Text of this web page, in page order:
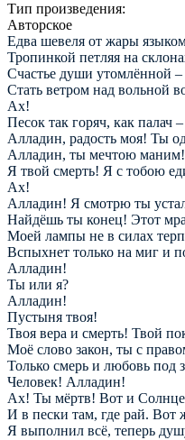
Тип произведения:
Авторское
Едва шевеля от жары
Тропинкой петляя на
Счастье души утомлённой –
Стать ветром над вольной
Ах!
Песок так горяч, как палач
Алладин, радость моя! Ты
Алладин, ты мечтою
Я твой смерть! Я с тобою
Ах!
Алладин! Я смотрю ты
Найдёшь ты конец! Этот
Моей лампы не в силах
Вспыхнет только на миг и
Алладин!
Ты или я?
Алладин!
Пустыня твоя!
Твоя вера и смерть! Твой
Моё слово закон, ты с
Только смерь и любовь под
Человек! Алладин!
Ах! Ты мёртв! Вот и Солнце
И в пески там, где рай. Вот
Я выполнил всё, теперь